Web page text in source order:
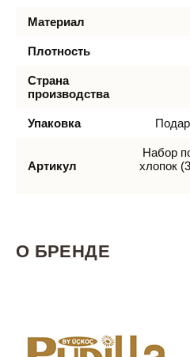
Материал
Плотность
Страна
производства
Упаковка
Артикул
Набор
хлопок
О БРЕНДЕ